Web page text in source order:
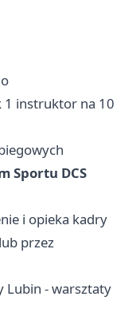
1 instruktor na 10
Sportu DCS
i opieka kadry
lub przez
Lubin - warsztaty